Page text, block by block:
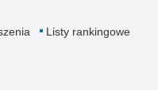
Listy rankingowe